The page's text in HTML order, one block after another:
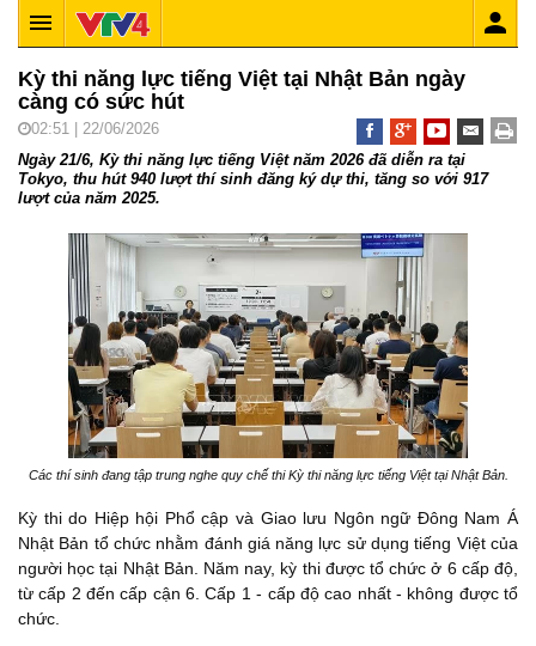
Kỳ thi năng lực tiếng Việt tại Nhật Bản ngày
càng có sức hút
02:51 | 22/06/2026
Ngày 21/6, Kỳ thi năng lực tiếng Việt năm 2026 đã diễn ra tại
Tokyo, thu hút 940 lượt thí sinh đăng ký dự thi, tăng so với 917
lượt của năm 2025.
Các thí sinh đang tập trung nghe quy chế thi Kỳ thi năng lực tiếng Việt tại Nhật Bản.
Kỳ thi do Hiệp hội Phổ cập và Giao lưu Ngôn ngữ Đông Nam Á
Nhật Bản tổ chức nhằm đánh giá năng lực sử dụng tiếng Việt của
người học tại Nhật Bản. Năm nay, kỳ thi được tổ chức ở 6 cấp độ,
từ cấp 2 đến cấp cận 6. Cấp 1 - cấp độ cao nhất - không được tổ
chức.